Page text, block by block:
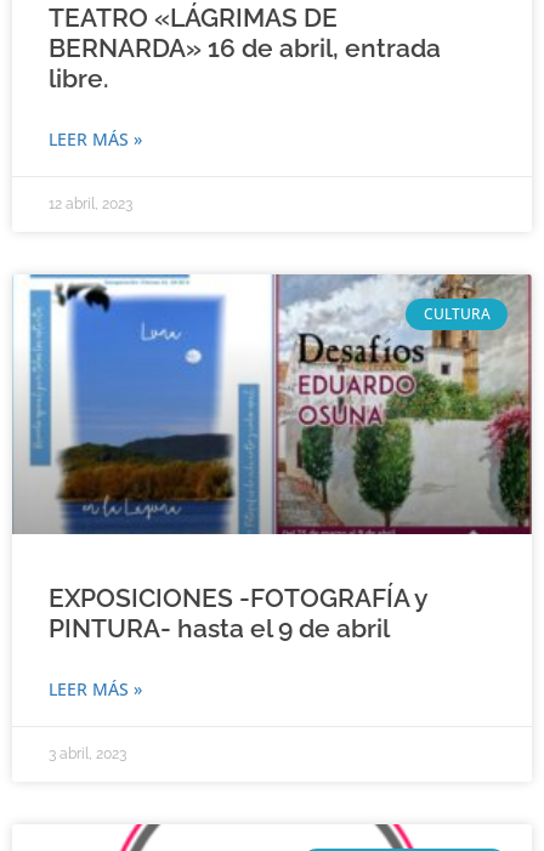
TEATRO «LÁGRIMAS DE
BERNARDA» 16 de abril, entrada
libre.
LEER MÁS »
12 abril, 2023
CULTURA
EXPOSICIONES -FOTOGRAFÍA y
PINTURA- hasta el 9 de abril
LEER MÁS »
3 abril, 2023